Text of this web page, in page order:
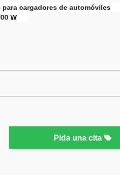
cargadores de automóviles
W
Pida una cita